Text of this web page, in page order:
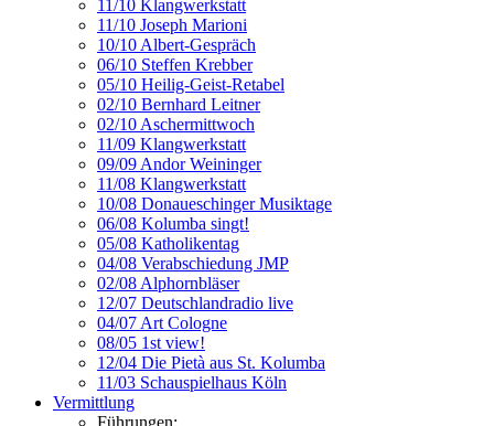
11/10 Klangwerkstatt
11/10 Joseph Marioni
10/10 Albert-Gespräch
06/10 Steffen Krebber
05/10 Heilig-Geist-Retabel
02/10 Bernhard Leitner
02/10 Aschermittwoch
11/09 Klangwerkstatt
09/09 Andor Weininger
11/08 Klangwerkstatt
10/08 Donaueschinger Musiktage
06/08 Kolumba singt!
05/08 Katholikentag
04/08 Verabschiedung JMP
02/08 Alphornbläser
12/07 Deutschlandradio live
04/07 Art Cologne
08/05 1st view!
12/04 Die Pietà aus St. Kolumba
11/03 Schauspielhaus Köln
Vermittlung
Führungen: